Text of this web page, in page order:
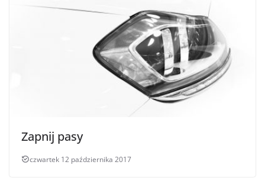
Zapnij pasy
czwartek 12 października 2017